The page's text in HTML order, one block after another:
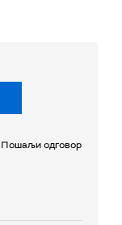
Пошаљи одговор